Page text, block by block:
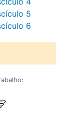
5
6